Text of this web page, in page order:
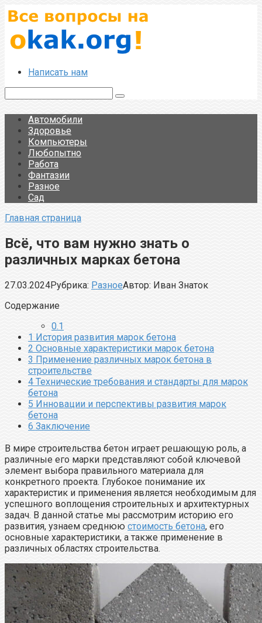
Перейти
к
контенту
Написать нам
Автомобили
Здоровье
Компьютеры
Любопытно
Работа
Фантазии
Разное
Сад
Главная страница
Всё, что вам нужно знать о
различных марках бетона
27.03.2024Рубрика: РазноеАвтор: Иван Знаток
Содержание
0.1
1 История развития марок бетона
2 Основные характеристики марок бетона
3 Применение различных марок бетона в
строительстве
4 Технические требования и стандарты для марок
бетона
5 Инновации и перспективы развития марок
бетона
6 Заключение
В мире строительства бетон играет решающую роль, а
различные его марки представляют собой ключевой
элемент выбора правильного материала для
конкретного проекта. Глубокое понимание их
характеристик и применения является необходимым для
успешного воплощения строительных и архитектурных
задач. В данной статье мы рассмотрим историю его
развития, узнаем среднюю стоимость бетона, его
основные характеристики, а также применение в
различных областях строительства.